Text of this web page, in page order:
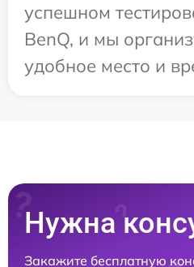
успешном
BenQ, и мы
удобное место и
Нужна
Закажите бесплатную